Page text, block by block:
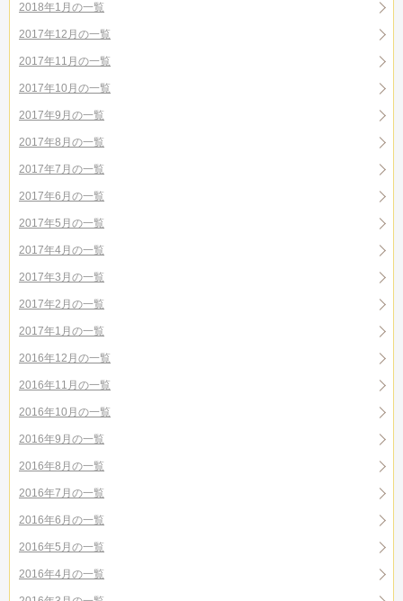
2018年1月の一覧
2017年12月の一覧
2017年11月の一覧
2017年10月の一覧
2017年9月の一覧
2017年8月の一覧
2017年7月の一覧
2017年6月の一覧
2017年5月の一覧
2017年4月の一覧
2017年3月の一覧
2017年2月の一覧
2017年1月の一覧
2016年12月の一覧
2016年11月の一覧
2016年10月の一覧
2016年9月の一覧
2016年8月の一覧
2016年7月の一覧
2016年6月の一覧
2016年5月の一覧
2016年4月の一覧